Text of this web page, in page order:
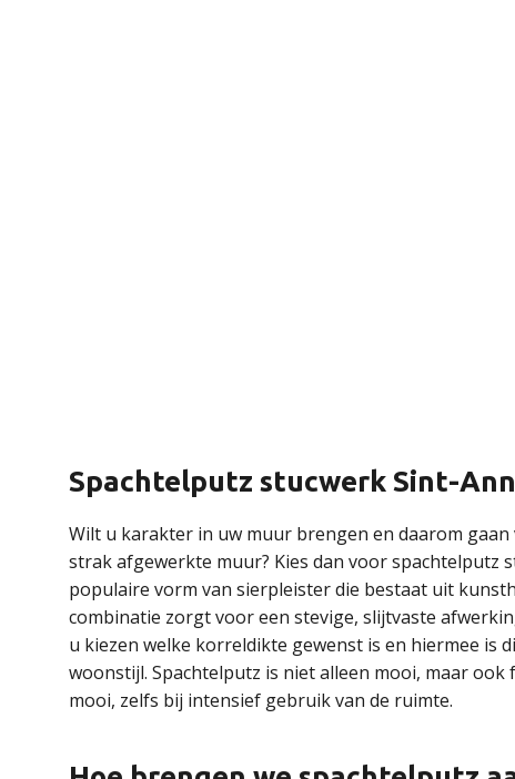
Spachtelputz stucwerk Sint-
Wilt u karakter in uw muur brengen en daarom
strak afgewerkte muur? Kies dan voor spachtelputz
populaire vorm van sierpleister die bestaat uit
combinatie zorgt voor een stevige, slijtvaste
u kiezen welke korreldikte gewenst is en hiermee is
woonstijl. Spachtelputz is niet alleen mooi, maar
mooi, zelfs bij intensief gebruik van de ruimte.